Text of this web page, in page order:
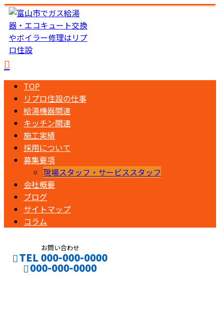
TOP
リプロ住設の仕事
給湯機器関連
キッチン関連
施工実績
採用について
募集要項
現場スタッフ・サービススタッフ
会社概要
ブログ
サイトマップ
コラム
お問い合わせ
TEL 000-000-0000
000-000-0000